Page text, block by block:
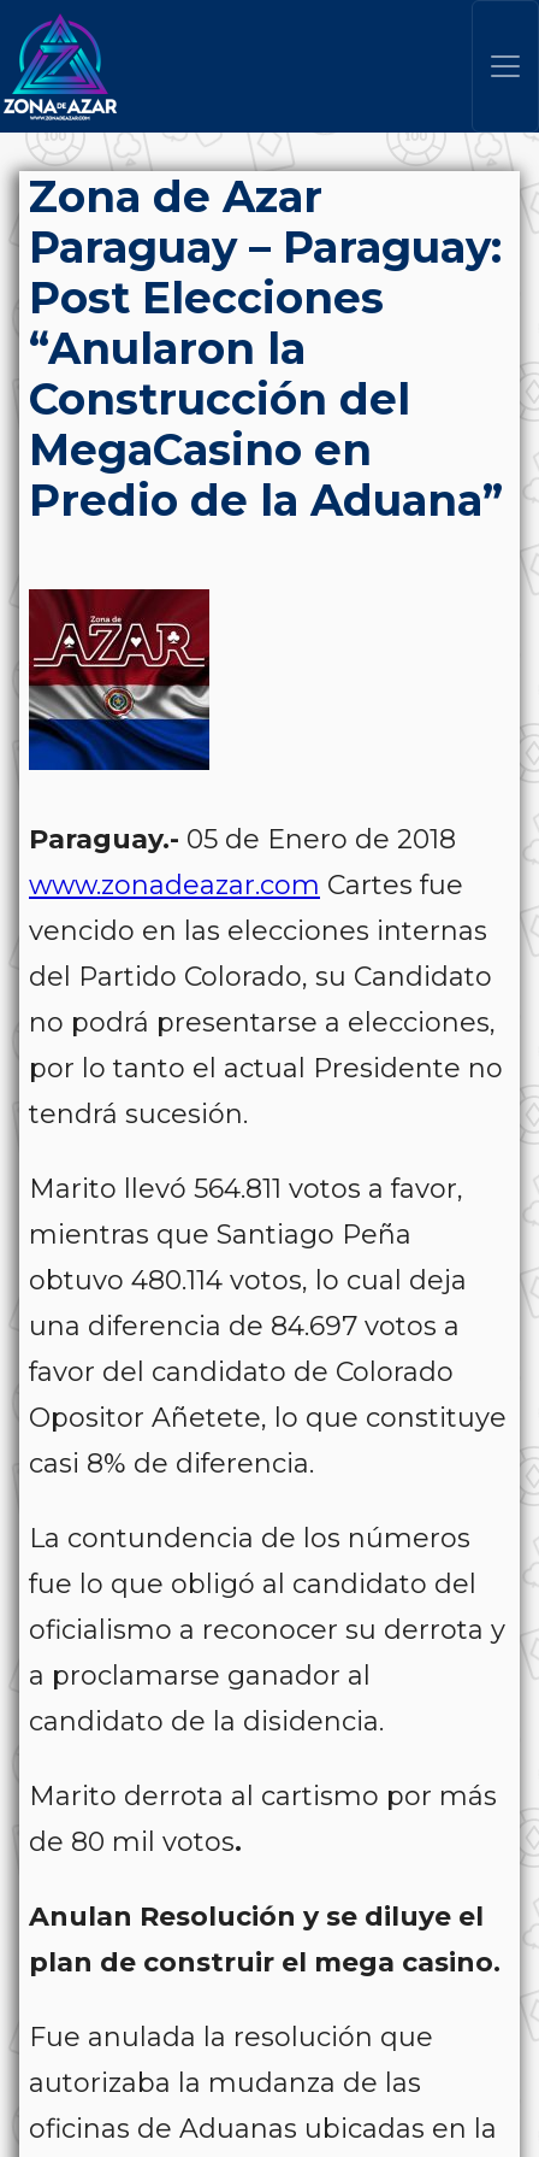
Zona de Azar
Paraguay – Paraguay:
Post Elecciones
“Anularon la
Construcción del
MegaCasino en
Predio de la Aduana”
Paraguay.- 05 de Enero de 2018
www.zonadeazar.com Cartes fue
vencido en las elecciones internas
del Partido Colorado, su Candidato
no podrá presentarse a elecciones,
por lo tanto el actual Presidente no
tendrá sucesión.
Marito llevó 564.811 votos a favor,
mientras que Santiago Peña
obtuvo 480.114 votos, lo cual deja
una diferencia de 84.697 votos a
favor del candidato de Colorado
Opositor Añetete, lo que constituye
casi 8% de diferencia.
La contundencia de los números
fue lo que obligó al candidato del
oficialismo a reconocer su derrota y
a proclamarse ganador al
candidato de la disidencia.
Marito derrota al cartismo por más
de 80 mil votos.
Anulan Resolución yse diluye el
plan de construir el mega casino.
Fue anulada la resolución que
autorizaba la mudanza de las
oficinas de Aduanas ubicadas en la